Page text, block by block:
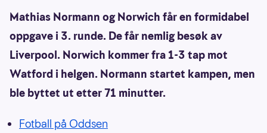
Mathias Normann og Norwich får en formidabel
oppgave i 3. runde. De får nemlig besøk av
Liverpool. Norwich kommer fra 1-3 tap mot
Watford i helgen. Normann startet kampen, men
ble byttet ut etter 71 minutter.
Fotball på Oddsen